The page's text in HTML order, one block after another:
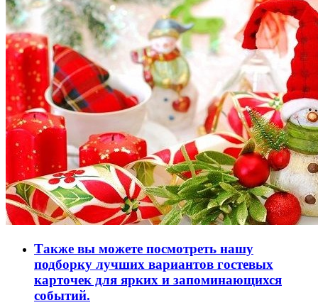
Также вы можете посмотреть нашу
подборку лучших вариантов гостевых
карточек для ярких и запоминающихся
событий.